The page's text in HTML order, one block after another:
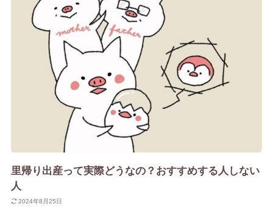
里帰り出産って実際どうなの？おすすめする人しない
人
2024年8月25日